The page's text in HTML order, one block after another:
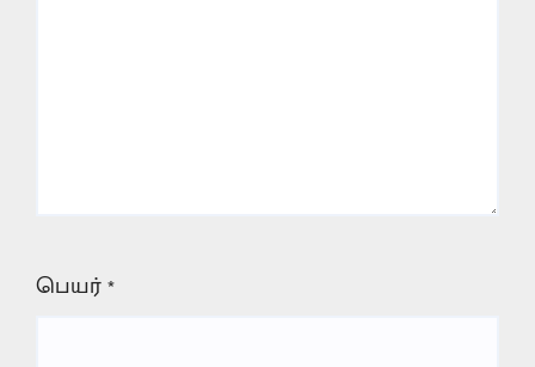
பெயர்*